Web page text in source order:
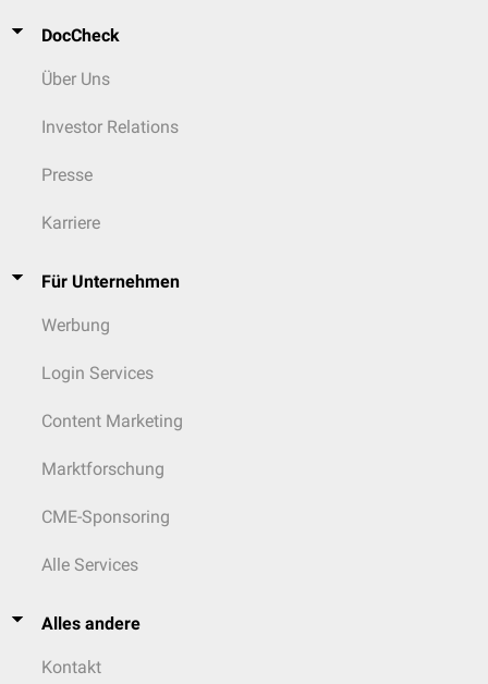
DocCheck
Über Uns
Investor Relations
Presse
Karriere
Für Unternehmen
Werbung
Login Services
Content Marketing
Marktforschung
CME-Sponsoring
Alle Services
Alles andere
Kontakt